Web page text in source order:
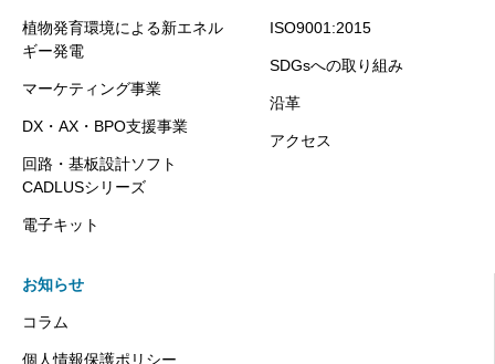
植物発育環境による新エネル
ギー発電
マーケティング事業
DX・AX・BPO支援事業
回路・基板設計ソフト
CADLUSシリーズ
電子キット
ISO9001:2015
SDGsへの取り組み
沿革
アクセス
お知らせ
コラム
個人情報保護ポリシー